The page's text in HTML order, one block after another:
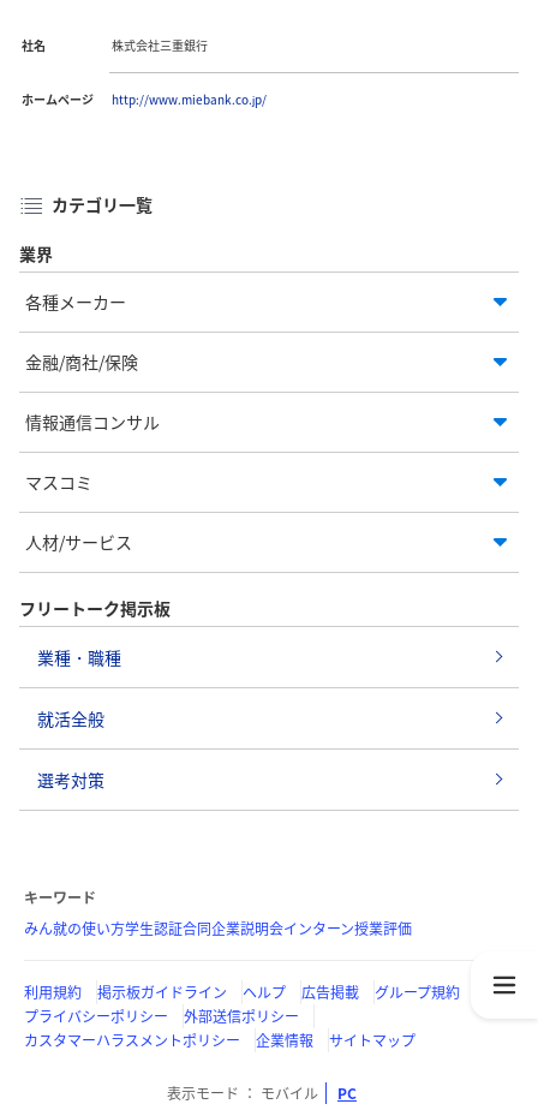
社名 株式会社三重銀行
ホームページ http://www.miebank.co.jp/
カテゴリ一覧
業界
各種メーカー
金融/商社/保険
情報通信コンサル
マスコミ
人材/サービス
フリートーク掲示板
業種・職種
就活全般
選考対策
キーワード
みん就の使い方学生認証合同企業説明会インターン授業評価
利用規約 掲示板ガイドライン ヘルプ 広告掲載
グループ規約
プライバシーポリシー
外部送信ポリシー
カスタマーハラスメントポリシー
企業情報 サイトマップ
表示モード モバイル PC